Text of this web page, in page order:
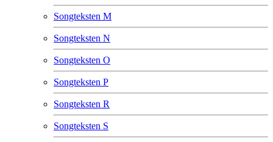
Songteksten M
Songteksten N
Songteksten O
Songteksten P
Songteksten R
Songteksten S